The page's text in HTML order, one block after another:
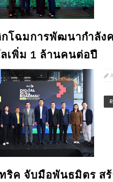
โฉมการพัฒนากำลัง
เพิ่ม 1 ล้านคนต่อปี
ริค จับมือพันธมิตร สร้